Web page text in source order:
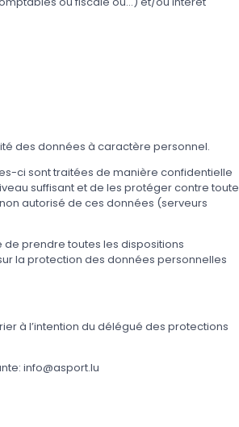
des données à caractère personnel.
ci sont traitées de manière confidentielle
suffisant et de les protéger contre toute
autorisé de ces données (serveurs
prendre toutes les dispositions
la protection des données personnelles
à l’intention du délégué des protections
info@asport.lu